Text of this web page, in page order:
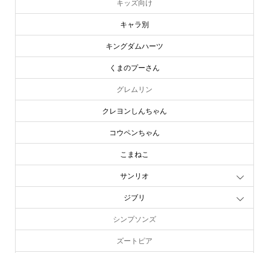
キッズ向け
キャラ別
キングダムハーツ
くまのプーさん
グレムリン
クレヨンしんちゃん
コウペンちゃん
こまねこ
サンリオ
ジブリ
シンプソンズ
ズートピア
company info